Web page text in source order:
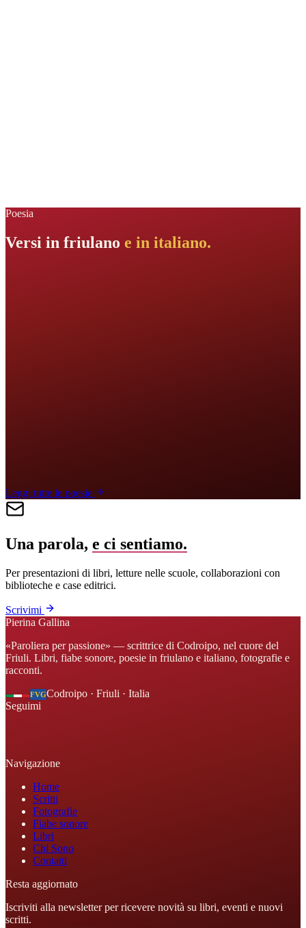
Poesia
Versi in friulano e in italiano.
Leggi tutte le poesie
Una parola, e ci sentiamo.
Per presentazioni di libri, letture nelle scuole, collaborazioni con
biblioteche e case editrici.
Scrivimi
Pierina Gallina
«Paroliera per passione» — scrittrice di Codroipo, nel cuore del
Friuli. Libri, fiabe sonore, poesie in friulano e italiano, fotografie e
racconti.
FVGCodroipo · Friuli · Italia
Seguimi
Navigazione
Home
Scritti
Fotografie
Fiabe sonore
Libri
Chi Sono
Contatti
Resta aggiornato
Iscriviti alla newsletter per ricevere novità su libri, eventi e nuovi
scritti.